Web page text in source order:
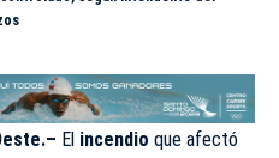
El incendio que afectó